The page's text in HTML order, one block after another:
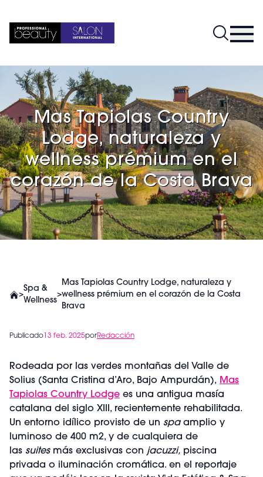
Mas Tapiolas Country
Lodge, naturaleza y
wellness prémium en el
corazón de la Costa Brava
>
Spa &
Wellness
>
Mas Tapiolas Country Lodge, naturaleza y
wellness prémium en el corazón de la Costa
Brava
Publicado 13 feb. 2025porRedacción
Rodeada por las verdes montañas del Valle de
Solius (Santa Cristina d’Aro, Bajo Ampurdán), Mas
Tapiolas Country Lodge es una antigua masía
catalana del siglo XIII, recientemente rehabilitada.
Un entorno idílico provisto de un spaamplio y
luminoso de 400 m2, y de cualquiera de
las suites más exclusivas con jacuzzi, piscina
privada o iluminación cromática. en el reportaje